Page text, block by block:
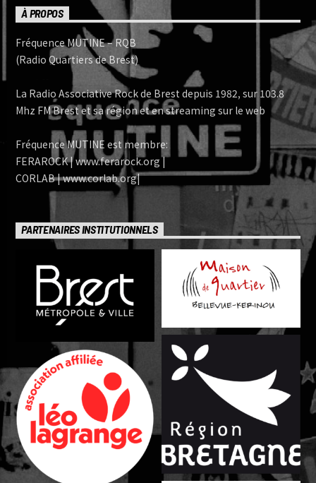
À PROPOS
Fréquence MUTINE – RQB
(Radio Quartiers de Brest)
La Radio Associative Rock de Brest depuis 1982, sur 103.8
Mhz FM Brest et sa région et en streaming sur le web
Fréquence MUTINE est membre:
FERAROCK | www.ferarock.org |
CORLAB | www.corlab.org|
PARTENAIRES INSTITUTIONNELS